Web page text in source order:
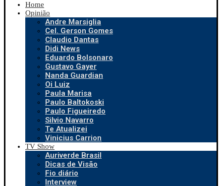
Home
Opinião
Andre Marsiglia
Cel. Gerson Gomes
Claudio Dantas
Didi News
Eduardo Bolsonaro
Gustavo Gayer
Nanda Guardian
Oi Luiz
Paula Marisa
Paulo Baltokoski
Paulo Figueiredo
Silvio Navarro
Te Atualizei
Vinicius Carrion
TV Show
Auriverde Brasil
Dicas de Visão
Fio diário
Interview